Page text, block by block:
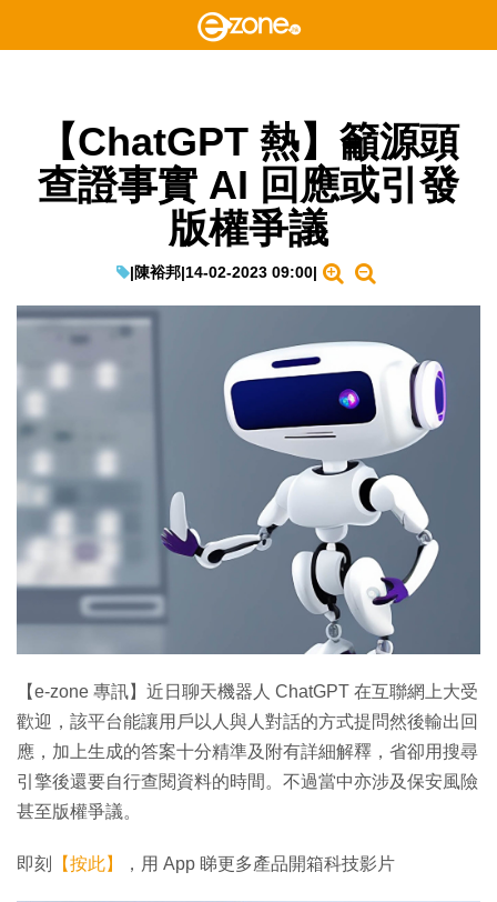
【ChatGPT 熱】籲源頭
查證事實 AI 回應或引發
版權爭議
|陳裕邦|14-02-2023 09:00|
【e-zone 專訊】近日聊天機器人 ChatGPT 在互聯網上大受
歡迎，該平台能讓用戶以人與人對話的方式提問然後輸出回
應，加上生成的答案十分精準及附有詳細解釋，省卻用搜尋
引擎後還要自行查閱資料的時間。不過當中亦涉及保安風險
甚至版權爭議。
即刻 【按此】 ，用 App 睇更多產品開箱科技影片